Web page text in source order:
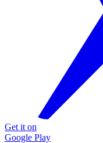
Get it on
Google Play